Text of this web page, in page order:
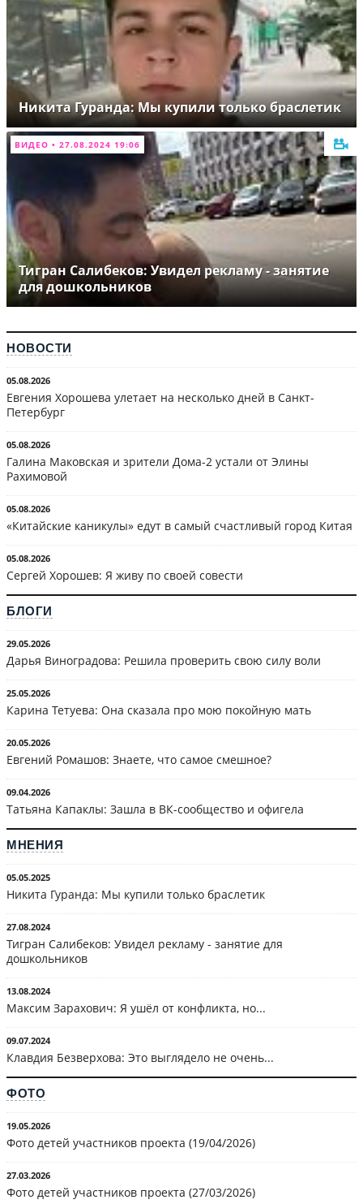
Никита Гуранда: Мы купили только браслетик
ВИДЕО • 27.08.2024 19:06
Тигран Салибеков: Увидел рекламу - занятие
для дошкольников
НОВОСТИ
05.08.2026
Евгения Хорошева улетает на несколько дней в Санкт-
Петербург
05.08.2026
Галина Маковская и зрители Дома-2 устали от Элины
Рахимовой
05.08.2026
«Китайские каникулы» едут в самый счастливый город Китая
05.08.2026
Сергей Хорошев: Я живу по своей совести
БЛОГИ
29.05.2026
Дарья Виноградова: Решила проверить свою силу воли
25.05.2026
Карина Тетуева: Она сказала про мою покойную мать
20.05.2026
Евгений Ромашов: Знаете, что самое смешное?
09.04.2026
Татьяна Капаклы: Зашла в ВК-сообщество и офигела
МНЕНИЯ
05.05.2025
Никита Гуранда: Мы купили только браслетик
27.08.2024
Тигран Салибеков: Увидел рекламу - занятие для
дошкольников
13.08.2024
Максим Зарахович: Я ушёл от конфликта, но...
09.07.2024
Клавдия Безверхова: Это выглядело не очень...
ФОТО
19.05.2026
Фото детей участников проекта (19/04/2026)
27.03.2026
Фото детей участников проекта (27/03/2026)